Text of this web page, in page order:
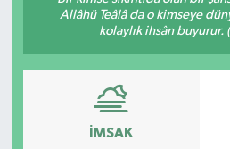
Allâhü Teâlâ da o kimseye
kolaylık ihsân buyurur.
İMSAK